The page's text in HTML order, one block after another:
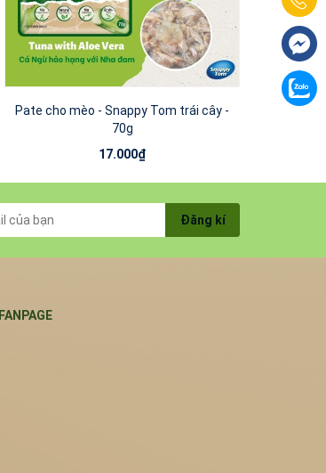
Pate cho mèo - Snappy Tom trái cây -
70g
17.000₫
Pate
Đăng kí
FANPAGE